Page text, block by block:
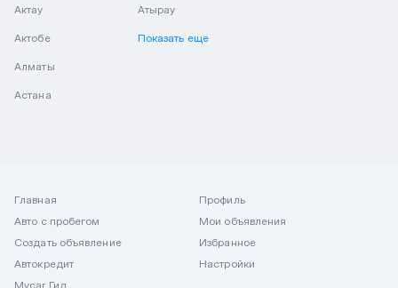
Актау
Актобе
Алматы
Астана
Атырау
Показать еще
Главная
Авто с пробегом
Создать объявление
Автокредит
Mycar Гид
Профиль
Мои объявления
Избранное
Настройки